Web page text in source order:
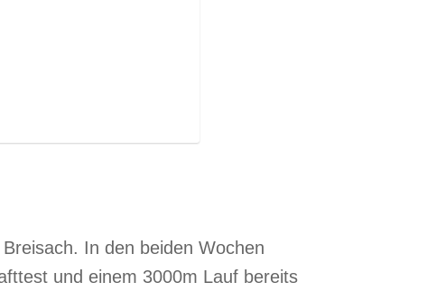
In den beiden Wochen
und einem 3000m Lauf bereits